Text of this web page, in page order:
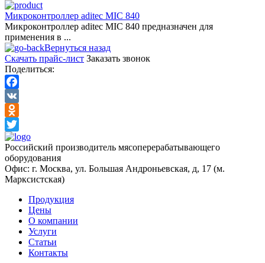
Микроконтроллер aditec MIC 840
Микроконтроллер aditec MIC 840 предназначен для
применения в ...
Вернуться назад
Скачать прайс-лист Заказать звонок
Поделиться:
Facebook
VK
Odnoklassniki
Twitter
Российский производитель мясоперерабатывающего
оборудования
Офис: г. Москва, ул. Большая Андроньевская, д, 17 (м.
Марксистская)
Продукция
Цены
О компании
Услуги
Статьи
Контакты